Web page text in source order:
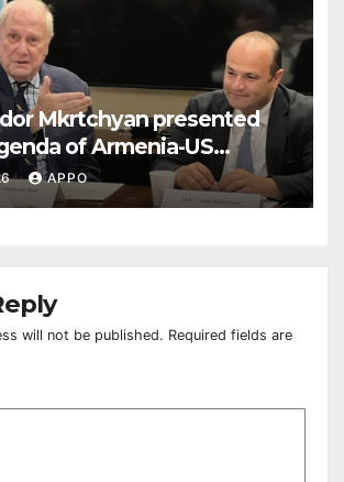
Mkrtchyan presented
of Armenia-US
American Foreign Policy
APPO
will not be published. Required fields are